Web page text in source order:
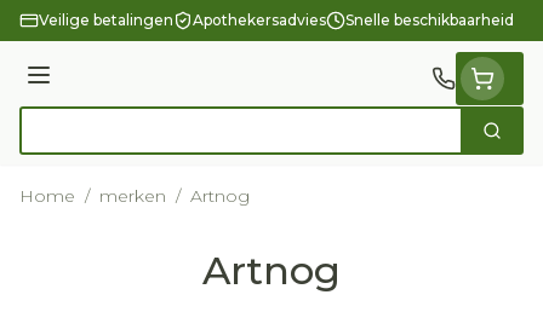
Ga naar de inhoud
Veilige betalingen Apothekersadvies Snelle beschikbaarheid
Menu
Zoek
Home / merken / Artnog
Artnog